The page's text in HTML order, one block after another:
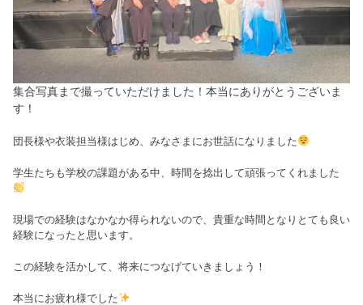
集合写真まで撮っていただけました！本当にありがとうございま
す！
団長様や衣装担当様はじめ、みなさまにお世話になりました
学生たちも学校の課題がある中、時間を捻出して頑張ってくれました
現場での経験はなかなか得られないので、貴重な時間となりとても良い
経験になったと思います。
この経験を活かして、将来につなげていきましょう！
本当にお疲れ様でした